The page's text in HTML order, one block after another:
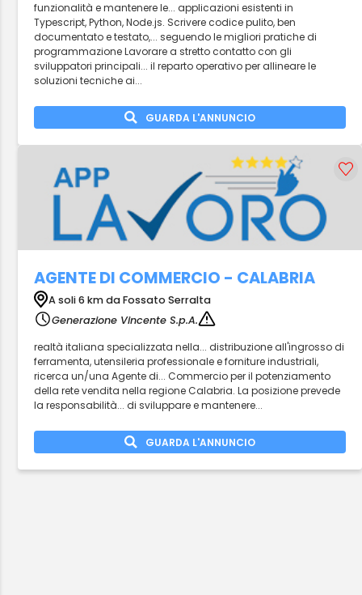
funzionalità e mantenere le... applicazioni esistenti in
Typescript, Python, Node.js. Scrivere codice pulito, ben
documentato e testato,... seguendo le migliori pratiche di
programmazione Lavorare a stretto contatto con gli
sviluppatori principali... il reparto operativo per allineare le
soluzioni tecniche ai...
GUARDA L'ANNUNCIO
AGENTE DI COMMERCIO - CALABRIA
A soli 6 km da Fossato Serralta
Generazione Vincente S.p.A.
realtà italiana specializzata nella... distribuzione all'ingrosso di
ferramenta, utensileria professionale e forniture industriali,
ricerca un/una Agente di... Commercio per il potenziamento
della rete vendita nella regione Calabria. La posizione prevede
la responsabilità... di sviluppare e mantenere...
GUARDA L'ANNUNCIO